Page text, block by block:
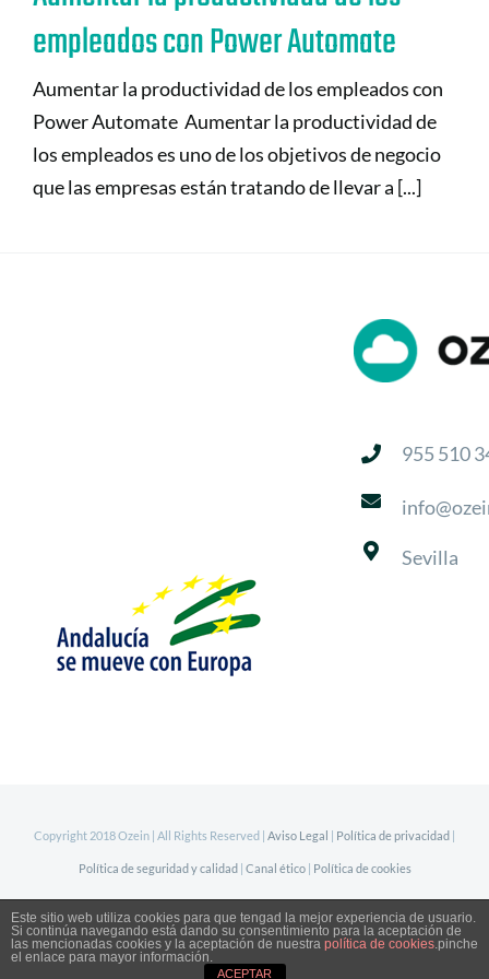
empleados con Power Automate
Aumentar la productividad de los empleados con
Power Automate Aumentar la productividad de
los empleados es uno de los objetivos de negocio
que las empresas están tratando de llevar a [...]
955 510
Sevilla
Copyright 2018 Ozein | All Rights Reserved | Aviso Legal Política de privacidad
Política de seguridad y calidad Canal ético| Política de cookies
LinkedIn
Este sitio web utiliza cookies para que tengad la mejor experiencia de usuario.
Si continúa navegando está dando su consentimiento para la aceptación de
las mencionadas cookies y la aceptación de nuestra política de cookies.pinche
el enlace para mayor información.
ACEPTAR
955 510 345